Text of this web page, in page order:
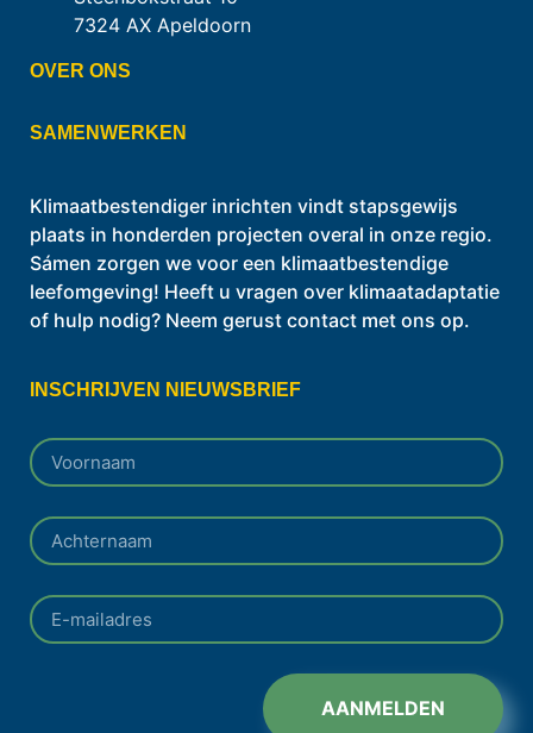
7324 AX Apeldoorn
OVER ONS
SAMENWERKEN
Klimaatbestendiger inrichten vindt stapsgewijs
plaats in honderden projecten overal in onze regio.
Sámen zorgen we voor een klimaatbestendige
leefomgeving! Heeft u vragen over klimaatadaptatie
of hulp nodig? Neem gerust contact met ons op.
INSCHRIJVEN NIEUWSBRIEF
AANMELDEN